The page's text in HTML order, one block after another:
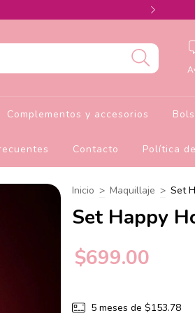
Complementos y accesorios
Contacto Política
Inicio > Maquillaje > Set
Set Happy
$699.00
5 meses de $153.78